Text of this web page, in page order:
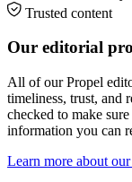
Trusted content
Our editorial
All of our Propel
timeliness, trust, and
checked to make
information you can
Learn more about